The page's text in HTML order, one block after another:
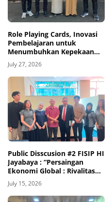
Role Playing Cards, Inovasi
Pembelajaran untuk
Menumbuhkan Kepekaan
Sosial Siswa
July 27, 2026
Public Disscusion #2 FISIP HI
Jayabaya : “Persaingan
Ekonomi Global : Rivalitas
Antar Negara - Negara Besar
Dalam Sistem Internasional
Kotemporer"
July 15, 2026